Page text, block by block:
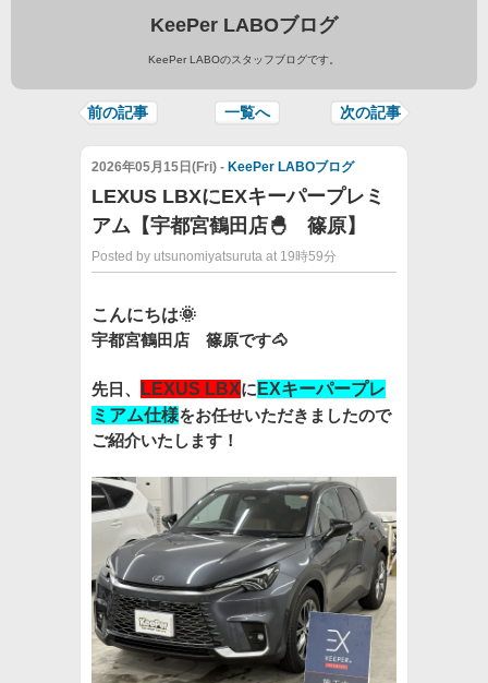
KeePer LABOブログ
KeePer LABOのスタッフブログです。
前の記事 一覧へ 次の記事
2026年05月15日(Fri) - KeePer LABOブログ
LEXUS LBXにEXキーパープレミ
アム【宇都宮鶴田店🐣 篠原】
Posted by utsunomiyatsuruta at 19時59分
こんにちは🌞
宇都宮鶴田店 篠原です🐴
先日、 LEXUS LBXに EXキーパープレ
ミアム仕様をお任せいただきましたので
ご紹介いたします！